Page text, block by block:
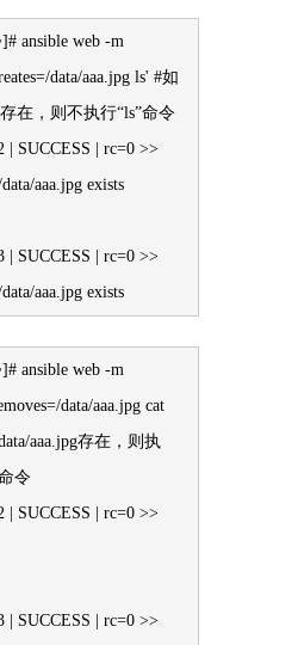
ansible web -m
data/aaa.jpg ls' #如
在，则不执行“ls”命令
| SUCCESS | rc=0 >>
aaa.jpg exists
| SUCCESS | rc=0 >>
aaa.jpg exists
ansible web -m
data/aaa.jpg cat
aaa.jpg存在，则执
令
| SUCCESS | rc=0 >>
| SUCCESS | rc=0 >>